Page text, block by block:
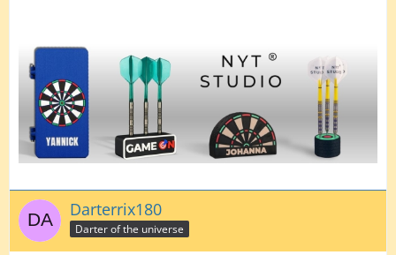
Darterrix180
Darter of the universe